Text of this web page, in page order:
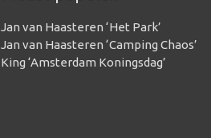
Jan van Haasteren ‘Het Park’
Jan van Haasteren ‘Camping Chaos’
King ‘Amsterdam Koningsdag’